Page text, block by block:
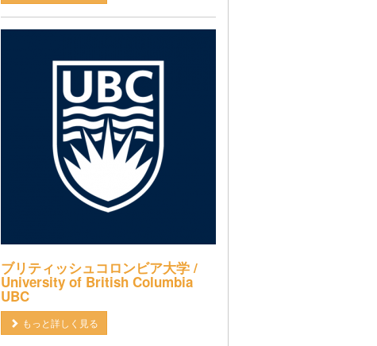
ブリティッシュコロンビア大学 /
University of British Columbia
UBC
もっと詳しく見る